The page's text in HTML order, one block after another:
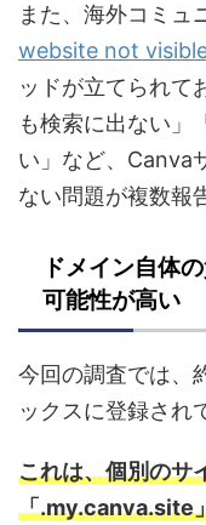
また、海外コミュ
website not
ッドが立てられて
も検索に出ない」
い」など、Canva
ない問題が複数報
ドメイン自体
可能性が高い
今回の調査では、
ックスに登録され
これは、個別のサ
「.my.canva.site